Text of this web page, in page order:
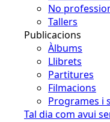
No
Tallers
Publicacions
Àlbums
Llibrets
Partitures
Filmacions
Programes i
Tal dia com avui